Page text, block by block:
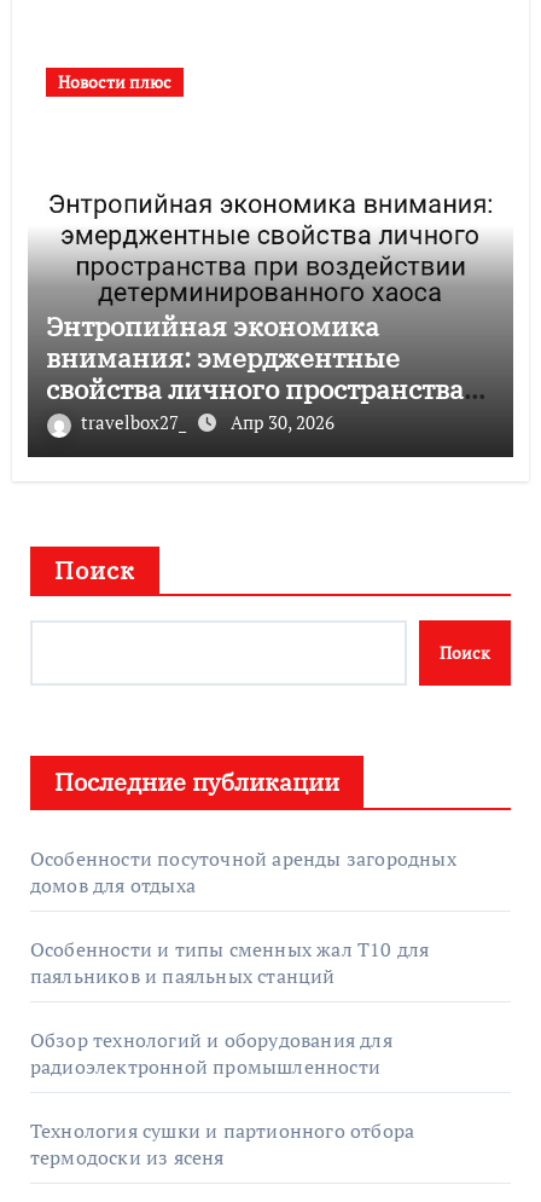
Новости плюс
Энтропийная экономика
внимания: эмерджентные
свойства личного пространства
при воздействии
детерминированного хаоса
travelbox27_ Апр 30, 2026
Поиск
Поиск
Последние публикации
Особенности посуточной аренды загородных
домов для отдыха
Особенности и типы сменных жал T10 для
паяльников и паяльных станций
Обзор технологий и оборудования для
радиоэлектронной промышленности
Технология сушки и партионного отбора
термодоски из ясеня